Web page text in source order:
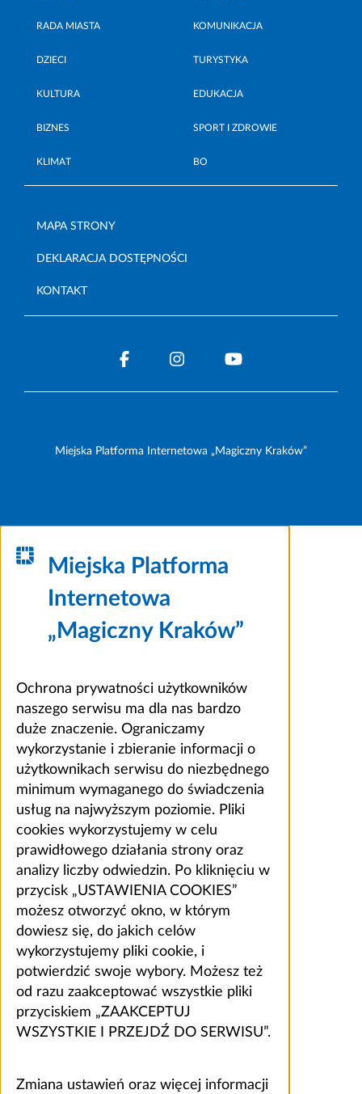
RADA MIASTA KOMUNIKACJA
DZIECI TURYSTYKA
KULTURA EDUKACJA
BIZNES SPORT I ZDROWIE
KLIMAT BO
MAPA STRONY
DEKLARACJA DOSTĘPNOŚCI
KONTAKT
Miejska Platforma Internetowa „Magiczny Kraków”
Miejska Platforma
Internetowa
„Magiczny Kraków”
Ochrona prywatności użytkowników
naszego serwisu ma dla nas bardzo
duże znaczenie. Ograniczamy
wykorzystanie i zbieranie informacji o
użytkownikach serwisu do niezbędnego
minimum wymaganego do świadczenia
usług na najwyższym poziomie. Pliki
cookies wykorzystujemy w celu
prawidłowego działania strony oraz
analizy liczby odwiedzin. Po kliknięciu w
przycisk „USTAWIENIA COOKIES”
możesz otworzyć okno, w którym
dowiesz się, do jakich celów
wykorzystujemy pliki cookie, i
potwierdzić swoje wybory. Możesz też
od razu zaakceptować wszystkie pliki
przyciskiem „ZAAKCEPTUJ
WSZYSTKIE I PRZEJDŹ DO SERWISU”.
Zmiana ustawień oraz więcej informacji